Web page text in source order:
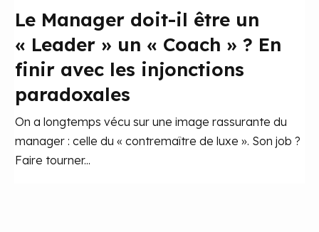
Le Manager doit-il être un
« Leader » un « Coach » ? En
finir avec les injonctions
paradoxales
On a longtemps vécu sur une image rassurante du
manager : celle du « contremaître de luxe ». Son job ?
Faire tourner...